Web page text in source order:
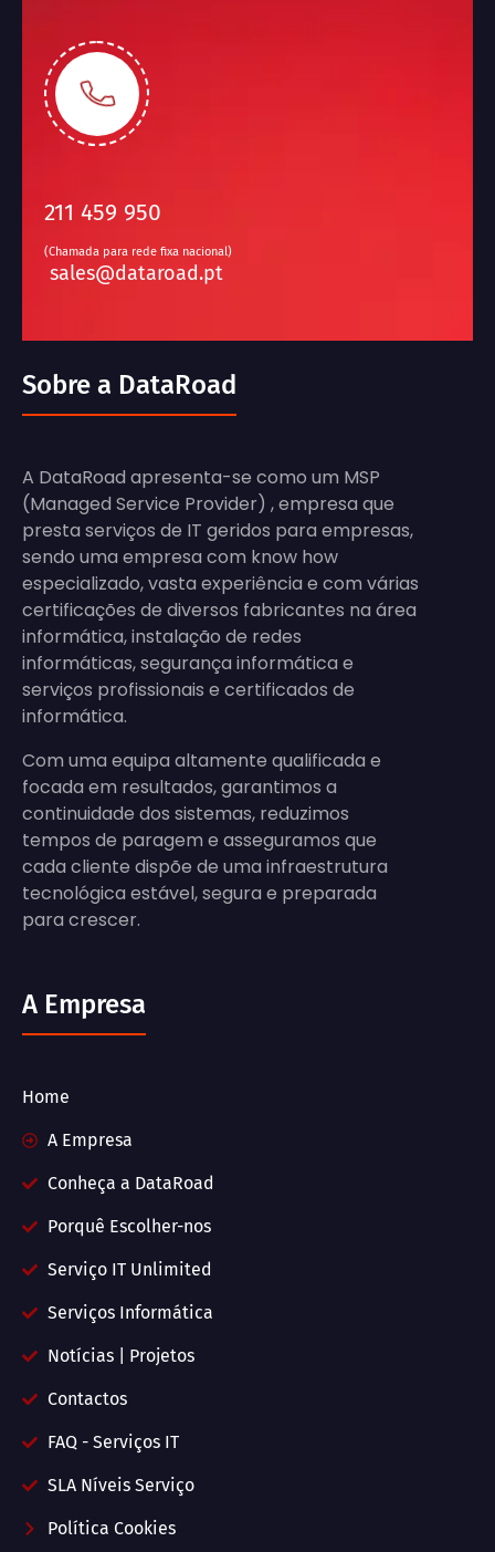
211 459 950
(Chamada para rede fixa nacional)
sales@dataroad.pt
Sobre a DataRoad
A DataRoad apresenta-se como um MSP
(Managed Service Provider) , empresa que
presta serviços de IT geridos para empresas,
sendo uma empresa com know how
especializado, vasta experiência e com várias
certificações de diversos fabricantes na área
informática, instalação de redes
informáticas, segurança informática e
serviços profissionais e certificados de
informática.
Com uma equipa altamente qualificada e
focada em resultados, garantimos a
continuidade dos sistemas, reduzimos
tempos de paragem e asseguramos que
cada cliente dispõe de uma infraestrutura
tecnológica estável, segura e preparada
para crescer.
A Empresa
Home
A Empresa
Conheça a DataRoad
Porquê Escolher-nos
Serviço IT Unlimited
Serviços Informática
Notícias | Projetos
Contactos
FAQ - Serviços IT
SLA Níveis Serviço
Política Cookies